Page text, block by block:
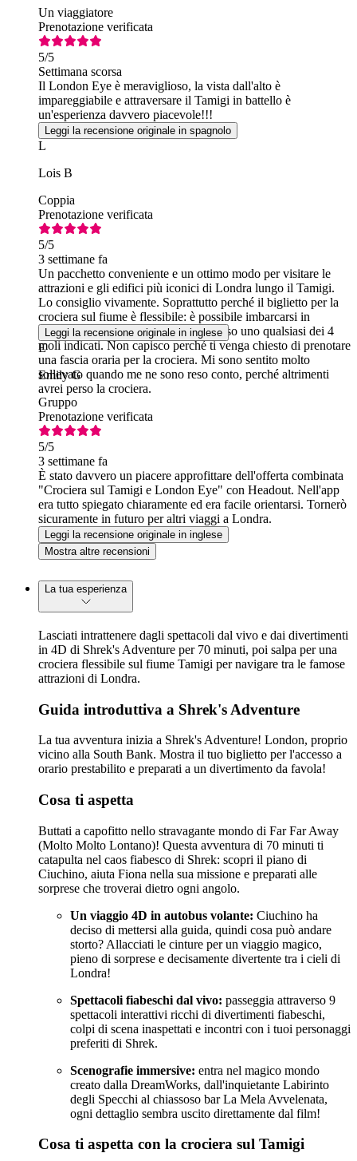
Un viaggiatore
Prenotazione verificata
5/5
Settimana scorsa
Il London Eye è meraviglioso, la vista dall'alto è
impareggiabile e attraversare il Tamigi in battello è
un'esperienza davvero piacevole!!!
Leggi la recensione originale in spagnolo
L
Lois B
Coppia
Prenotazione verificata
5/5
3 settimane fa
Un pacchetto conveniente e un ottimo modo per visitare le
attrazioni e gli edifici più iconici di Londra lungo il Tamigi.
Lo consiglio vivamente. Soprattutto perché il biglietto per la
crociera sul fiume è flessibile: è possibile imbarcarsi in
qualsiasi momento della giornata presso uno qualsiasi dei 4
moli indicati. Non capisco perché ti venga chiesto di prenotare
una fascia oraria per la crociera. Mi sono sentito molto
sollevato quando me ne sono reso conto, perché altrimenti
avrei perso la crociera.
Leggi la recensione originale in inglese
E
Emily G
Gruppo
Prenotazione verificata
5/5
3 settimane fa
È stato davvero un piacere approfittare dell'offerta combinata
"Crociera sul Tamigi e London Eye" con Headout. Nell'app
era tutto spiegato chiaramente ed era facile orientarsi. Tornerò
sicuramente in futuro per altri viaggi a Londra.
Leggi la recensione originale in inglese
Mostra altre recensioni
La tua esperienza
Lasciati intrattenere dagli spettacoli dal vivo e dai divertimenti
in 4D di Shrek's Adventure per 70 minuti, poi salpa per una
crociera flessibile sul fiume Tamigi per navigare tra le famose
attrazioni di Londra.
Guida introduttiva a Shrek's Adventure
La tua avventura inizia a Shrek's Adventure! London, proprio
vicino alla South Bank. Mostra il tuo biglietto per l'accesso a
orario prestabilito e preparati a un divertimento da favola!
Cosa ti aspetta
Buttati a capofitto nello stravagante mondo di Far Far Away
(Molto Molto Lontano)! Questa avventura di 70 minuti ti
catapulta nel caos fiabesco di Shrek: scopri il piano di
Ciuchino, aiuta Fiona nella sua missione e preparati alle
sorprese che troverai dietro ogni angolo.
Un viaggio 4D in autobus volante: Ciuchino ha
deciso di mettersi alla guida, quindi cosa può andare
storto? Allacciati le cinture per un viaggio magico,
pieno di sorprese e decisamente divertente tra i cieli di
Londra!
Spettacoli fiabeschi dal vivo: passeggia attraverso 9
spettacoli interattivi ricchi di divertimenti fiabeschi,
colpi di scena inaspettati e incontri con i tuoi personaggi
preferiti di Shrek.
Scenografie immersive: entra nel magico mondo
creato dalla DreamWorks, dall'inquietante Labirinto
degli Specchi al chiassoso bar La Mela Avvelenata,
ogni dettaglio sembra uscito direttamente dal film!
Cosa ti aspetta con la crociera sul Tamigi